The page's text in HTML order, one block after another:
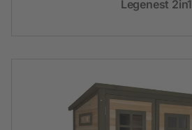
Legenest 2in1